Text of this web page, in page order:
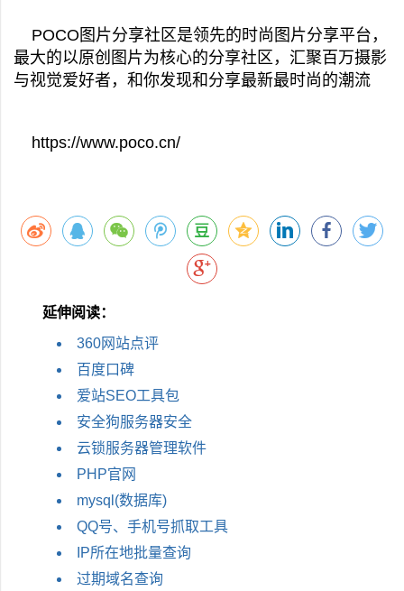
POCO图片分享社区是领先的时尚图片分享平台，
最大的以原创图片为核心的分享社区，汇聚百万摄影
与视觉爱好者，和你发现和分享最新最时尚的潮流
https://www.poco.cn/
延伸阅读：
360网站点评
百度口碑
爱站SEO工具包
安全狗服务器安全
云锁服务器管理软件
PHP官网
mysql(数据库)
QQ号、手机号抓取工具
IP所在地批量查询
过期域名查询